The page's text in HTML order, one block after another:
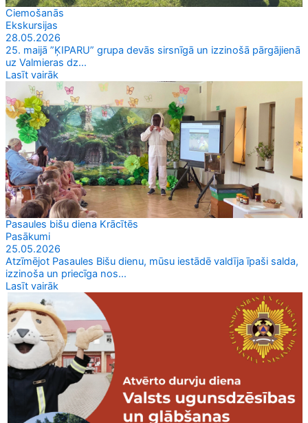
Ciemošanās
Ekskursijas
28.05.2026
25. maijā ”ĶIPARU” grupa devās sirsnīgā un izzinošā pārgājienā
uz Valmieras dz...
Lasīt vairāk
Pasaules bišu diena Krācītēs
Pasākumi
25.05.2026
Atzīmējot Pasaules Bišu dienu, mūsu iestādē valdīja īpaši salda,
izzinoša un priecīga nos...
Lasīt vairāk